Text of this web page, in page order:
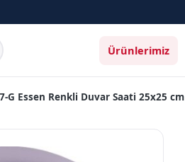
Ürünlerimiz
G Essen Renkli Duvar Saati 25x25 cm